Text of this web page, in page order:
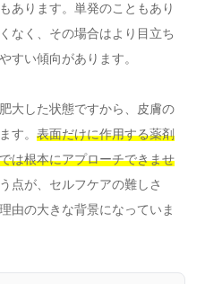
あります。単発のこともあり
なく、その場合はより目立ち
すい傾向があります。
大した状態ですから、皮膚の
す。 表面だけに作用する薬剤
は根本にアプローチできませ
点が、セルフケアの難しさ
由の大きな背景になっていま